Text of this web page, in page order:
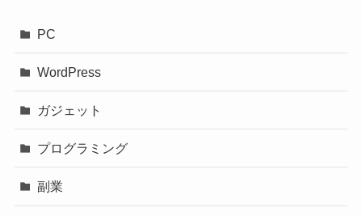
PC
WordPress
ガジェット
プログラミング
副業